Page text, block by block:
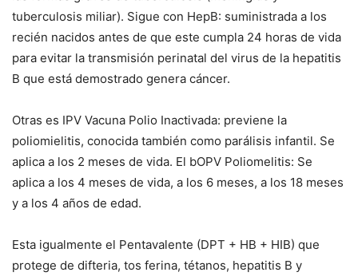
tuberculosis miliar). Sigue con HepB: suministrada a los
recién nacidos antes de que este cumpla 24 horas de vida
para evitar la transmisión perinatal del virus de la hepatitis
B que está demostrado genera cáncer.
Otras es IPV Vacuna Polio Inactivada: previene la
poliomielitis, conocida también como parálisis infantil. Se
aplica a los 2 meses de vida. El bOPV Poliomelitis: Se
aplica a los 4 meses de vida, a los 6 meses, a los 18 meses
y a los 4 años de edad.
Esta igualmente el Pentavalente (DPT + HB + HIB) que
protege de difteria, tos ferina, tétanos, hepatitis B y